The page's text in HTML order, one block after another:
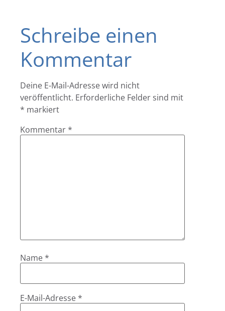
Schreibe einen
Kommentar
Deine E-Mail-Adresse wird nicht
veröffentlicht. Erforderliche Felder sind mit
* markiert
Kommentar *
Name *
E-Mail-Adresse *